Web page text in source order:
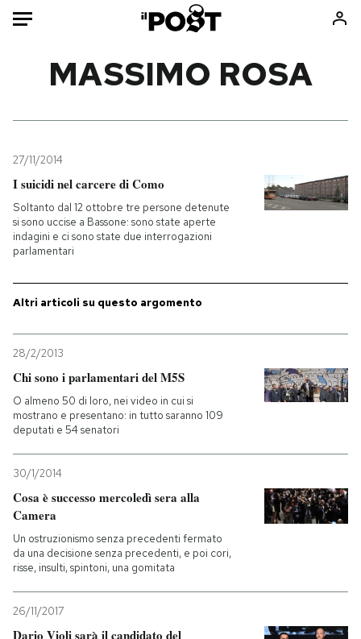
Mondo
Politica
Tecnologia
Internet
Scienza
Economia
Consumismi
Storie/Idee
Ok Boomer!
PODCAST
I MIEI PREFERITI
SHOP
CALENDARIO
MASSIMO ROSA
27/11/2014
I suicidi nel carcere di Como
Soltanto dal 12 ottobre tre persone detenute
si sono uccise a Bassone: sono state aperte
indagini e ci sono state due interrogazioni
parlamentari
Altri articoli su questo argomento
28/2/2013
Chi sono i parlamentari del M5S
O almeno 50 di loro, nei video in cui si
mostrano e presentano: in tutto saranno 109
deputati e 54 senatori
30/1/2014
Cosa è successo mercoledì sera alla
Camera
Un ostruzionismo senza precedenti fermato
da una decisione senza precedenti, e poi cori,
risse, insulti, spintoni, una gomitata
26/11/2017
Dario Violi sarà il candidato del